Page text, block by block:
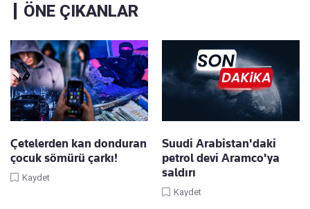
ÖNE ÇIKANLAR
Çetelerden kan donduran
çocuk sömürü çarkı!
Kaydet
Suudi Arabistan'daki
petrol devi Aramco'ya
saldırı
Kaydet